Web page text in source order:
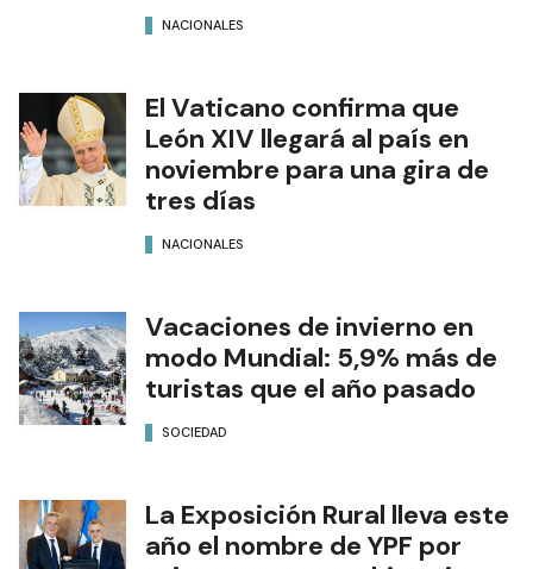
NACIONALES
El Vaticano confirma que
León XIV llegará al país en
noviembre para una gira de
tres días
NACIONALES
Vacaciones de invierno en
modo Mundial: 5,9% más de
turistas que el año pasado
SOCIEDAD
La Exposición Rural lleva este
año el nombre de YPF por